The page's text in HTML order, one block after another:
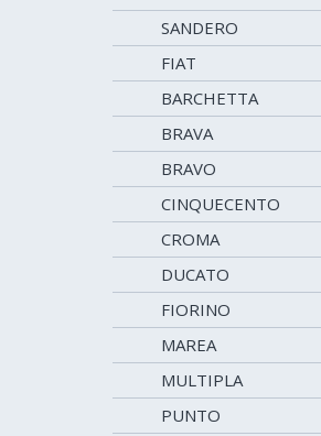
SANDERO
FIAT
BARCHETTA
BRAVA
BRAVO
CINQUECENTO
CROMA
DUCATO
FIORINO
MAREA
MULTIPLA
PUNTO